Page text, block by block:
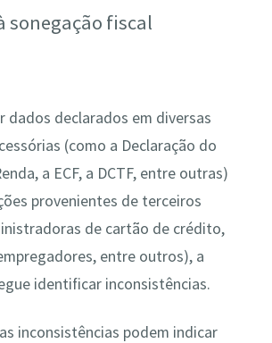
sonegação fiscal
dados declarados em diversas
(como a Declaração do
a ECF, a DCTF, entre outras)
provenientes de terceiros
de cartão de crédito,
entre outros), a
identificar inconsistências.
inconsistências podem indicar